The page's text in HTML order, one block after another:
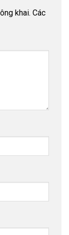
khai. Các